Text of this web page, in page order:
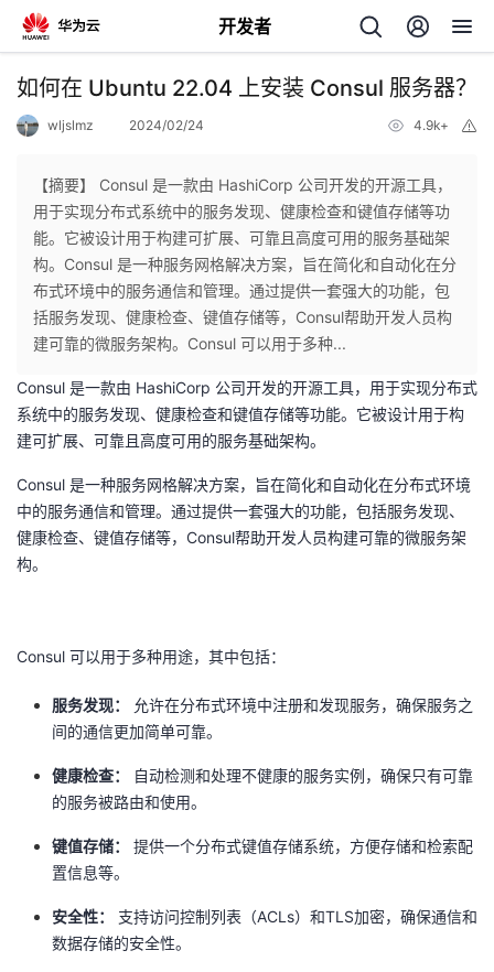
开发者
返
个
人
页
我
开
发
者
客论
坛
的
圈
子
我
的
直
我
的
动
我
关
如何在 Ubuntu 22.04 上安装 Consul 服务器？
wljslmz 2024/02/24 4.9k+
【摘要】 Consul 是一款由 HashiCorp 公司开发的开源工具，
用于实现分布式系统中的服务发现、健康检查和键值存储等功
能。它被设计用于构建可扩展、可靠且高度可用的服务基础架
构。Consul 是一种服务网格解决方案，旨在简化和自动化在分
布式环境中的服务通信和管理。通过提供一套强大的功能，包
括服务发现、健康检查、键值存储等，Consul帮助开发人员构
建可靠的微服务架构。Consul 可以用于多种...
Consul 是一款由 HashiCorp 公司开发的开源工具，用于实现分布式
系统中的服务发现、健康检查和键值存储等功能。它被设计用于构
建可扩展、可靠且高度可用的服务基础架构。
Consul 是一种服务网格解决方案，旨在简化和自动化在分布式环境
中的服务通信和管理。通过提供一套强大的功能，包括服务发现、
健康检查、键值存储等，Consul帮助开发人员构建可靠的微服务架
构。
Consul 可以用于多种用途，其中包括：
服务发现：
允许在分布式环境中注册和发现服务，确保服务之
间的通信更加简单可靠。
健康检查：
自动检测和处理不健康的服务实例，确保只有可靠
的服务被路由和使用。
键值存储：
提供一个分布式键值存储系统，方便存储和检索配
置信息等。
安全性：
支持访问控制列表（ACLs）和TLS加密，确保通信和
数据存储的安全性。